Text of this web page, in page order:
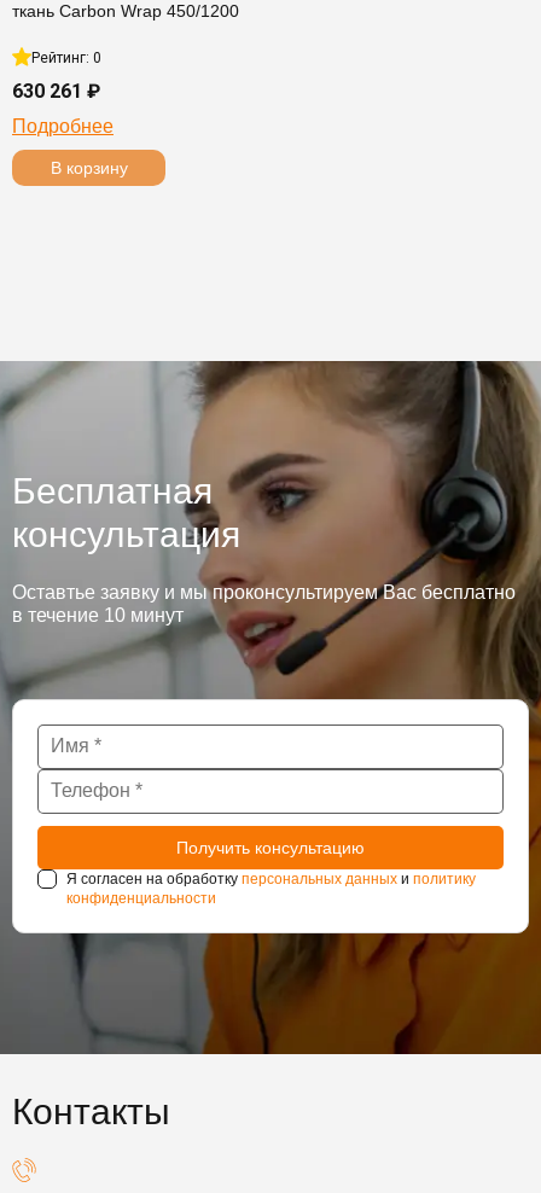
ткань Carbon Wrap 450/1200
Рейтинг: 0
630 261 ₽
Подробнее
В корзину
Бесплатная
консультация
Оставтье заявку и мы проконсультируем Вас бесплатно
в течение 10 минут
Я согласен на обработку персональных данных и политику
конфиденциальности
Контакты